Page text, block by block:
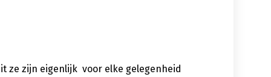
ze zijn eigenlijk voor elke gelegenheid